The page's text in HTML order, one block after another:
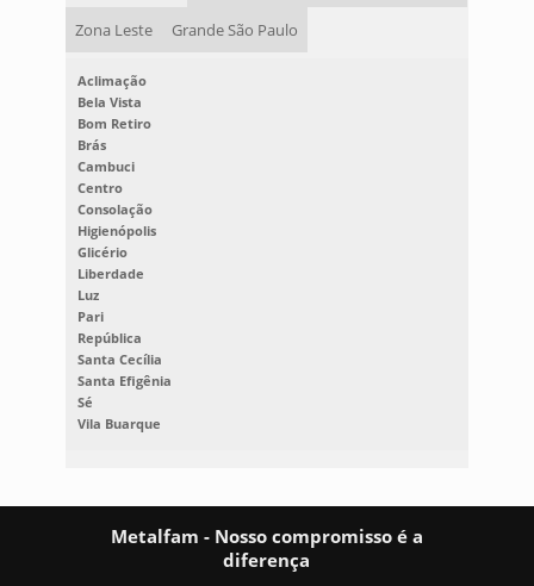
Zona Leste Grande São Paulo
Aclimação
Bela Vista
Bom Retiro
Brás
Cambuci
Centro
Consolação
Higienópolis
Glicério
Liberdade
Luz
Pari
República
Santa Cecília
Santa Efigênia
Sé
Vila Buarque
Metalfam - Nosso compromisso é a
diferença